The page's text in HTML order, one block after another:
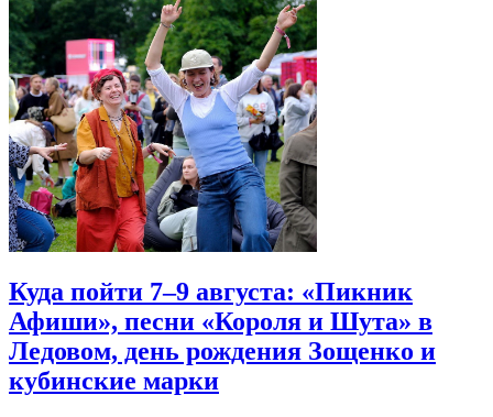
Куда пойти 7–9 августа: «Пикник
Афиши», песни «Короля и Шута» в
Ледовом, день рождения Зощенко и
кубинские марки